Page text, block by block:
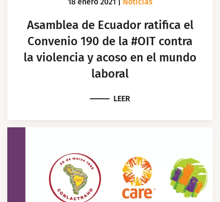
Asamblea de Ecuador ratifica el
Convenio 190 de la #OIT contra
la violencia y acoso en el mundo
laboral
LEER